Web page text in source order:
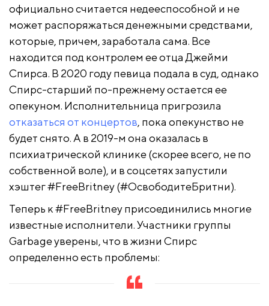
официально считается недееспособной и не
может распоряжаться денежными средствами,
которые, причем, заработала сама. Все
находится под контролем ее отца Джейми
Спирса. В 2020 году певица подала в суд, однако
Спирс-старший по-прежнему остается ее
опекуном. Исполнительница пригрозила
отказаться от концертов, пока опекунство не
будет снято. А в 2019-м она оказалась в
психиатрической клинике (скорее всего, не по
собственной воле), и в соцсетях запустили
хэштег#FreeBritney(#ОсвободитеБритни).
Теперь к #FreeBritney присоединились многие
известные исполнители. Участники группы
Garbage уверены, что в жизни Спирс
определенно есть проблемы: